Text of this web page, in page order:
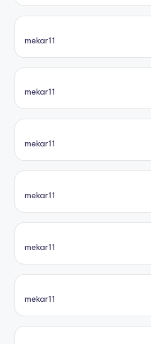
mekar11
mekar11
mekar11
mekar11
mekar11
mekar11